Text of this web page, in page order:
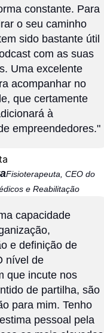
constante. Para
o seu caminho
sido bastante útil
com as suas
Uma excelente
acompanhar no
que certamente
à
empreendedores."
Fisioterapeuta, CEO do
e Reabilitação
capacidade
e definição de
nível de
que incute nos
de partilha, são
para mim. Tenho
pessoal pela